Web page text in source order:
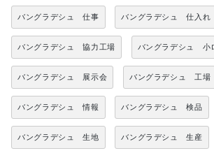
バングラデシュ 仕事 バングラデシュ 仕入れ
バングラデシュ 協力工場 バングラデシュ 小
バングラデシュ 展示会 バングラデシュ 工場
バングラデシュ 情報 バングラデシュ 検品
バングラデシュ 生地 バングラデシュ 生産